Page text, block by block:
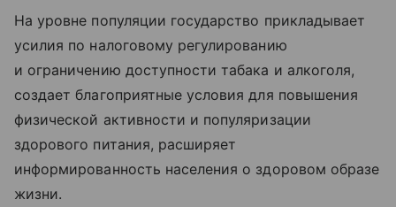
На уровне популяции государство прикладывает
усилия по налоговому регулированию
и ограничению доступности табака и алкоголя,
создает благоприятные условия для повышения
физической активности и популяризации
здорового питания, расширяет
информированность населения о здоровом образе
жизни.